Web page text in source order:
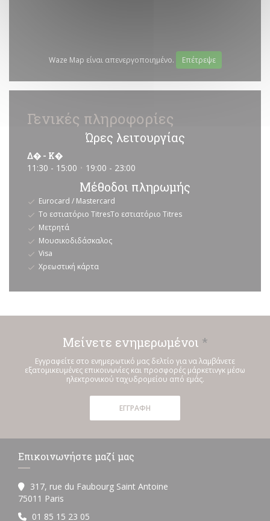
Waze Map είναι απενεργοποιημένο. Επέτρεψε
Γενικές πληροφορίες
Ώρες λειτουργίας
Δ� - Κ�
11:30 - 15:00 • 19:00 - 23:00
Μέθοδοι πληρωμής
Eurocard / Mastercard
Το εστιατόριο TitresΤο εστιατόριο Titres
Μετρητά
Μουσικοδιδάσκαλος
Visa
Χρεωστική κάρτα
Μείνετε ενημερωμένοι *
Εγγραφείτε στο ενημερωτικό μας δελτίο για να λαμβάνετε
εξατομικευμένες επικοινωνίες και προσφορές μάρκετινγκ μέσω
ηλεκτρονικού ταχυδρομείου από εμάς.
ΕΓΓΡΑΦΉ
Επικοινωνήστε μαζί μας
317, rue du Faubourg Saint Antoine
75011 Paris
01 85 15 23 05